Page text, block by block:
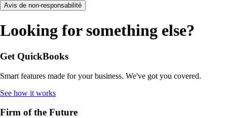
Avis de non-responsabilité
Looking for something else?
Get QuickBooks
Smart features made for your business. We've got you covered.
See how it works
Firm of the Future